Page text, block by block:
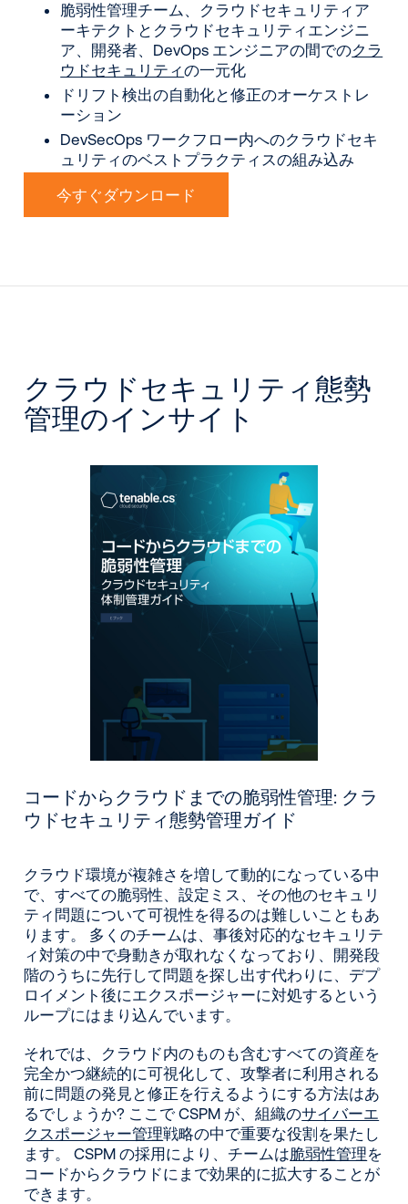
脆弱性管理チーム、クラウドセキュリティア
ーキテクトとクラウドセキュリティエンジニ
ア、開発者、DevOps エンジニアの間でのクラ
ウドセキュリティの一元化
ドリフト検出の自動化と修正のオーケストレ
ーション
DevSecOps ワークフロー内へのクラウドセキ
ュリティのベストプラクティスの組み込み
今すぐダウンロード
クラウドセキュリティ態勢
管理のインサイト
コードからクラウドまでの脆弱性管理: クラ
ウドセキュリティ態勢管理ガイド
クラウド環境が複雑さを増して動的になっている中
で、すべての脆弱性、設定ミス、その他のセキュリ
ティ問題について可視性を得るのは難しいこともあ
ります。 多くのチームは、事後対応的なセキュリテ
ィ対策の中で身動きが取れなくなっており、開発段
階のうちに先行して問題を探し出す代わりに、デプ
ロイメント後にエクスポージャーに対処するという
ループにはまり込んでいます。
それでは、クラウド内のものも含むすべての資産を
完全かつ継続的に可視化して、攻撃者に利用される
前に問題の発見と修正を行えるようにする方法はあ
るでしょうか? ここで CSPM が、組織のサイバーエ
クスポージャー管理戦略の中で重要な役割を果たし
ます。 CSPM の採用により、チームは脆弱性管理を
コードからクラウドにまで効果的に拡大することが
できます。